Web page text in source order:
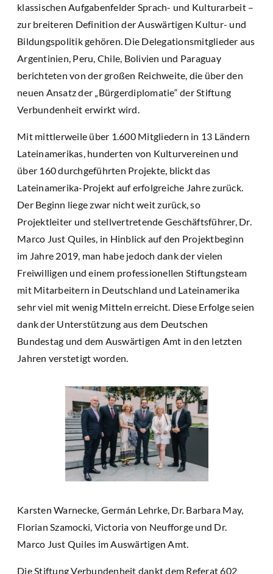
klassischen Aufgabenfelder Sprach- und Kulturarbeit –
zur breiteren Definition der Auswärtigen Kultur- und
Bildungspolitik gehören. Die Delegationsmitglieder aus
Argentinien, Peru, Chile, Bolivien und Paraguay
berichteten von der großen Reichweite, die über den
neuen Ansatz der „Bürgerdiplomatie“ der Stiftung
Verbundenheit erwirkt wird.
Mit mittlerweile über 1.600 Mitgliedern in 13 Ländern
Lateinamerikas, hunderten von Kulturvereinen und
über 160 durchgeführten Projekte, blickt das
Lateinamerika-Projekt auf erfolgreiche Jahre zurück.
Der Beginn liege zwar nicht weit zurück, so
Projektleiter und stellvertretende Geschäftsführer, Dr.
Marco Just Quiles, in Hinblick auf den Projektbeginn
im Jahre 2019, man habe jedoch dank der vielen
Freiwilligen und einem professionellen Stiftungsteam
mit Mitarbeitern in Deutschland und Lateinamerika
sehr viel mit wenig Mitteln erreicht. Diese Erfolge seien
dank der Unterstützung aus dem Deutschen
Bundestag und dem Auswärtigen Amt in den letzten
Jahren verstetigt worden.
Karsten Warnecke, Germán Lehrke, Dr. Barbara May,
Florian Szamocki, Victoria von Neufforge und Dr.
Marco Just Quiles im Auswärtigen Amt.
Die Stiftung Verbundenheit dankt dem Referat 602